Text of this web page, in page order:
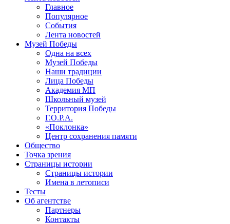
Главное
Популярное
События
Лента новостей
Музей Победы
Одна на всех
Музей Победы
Наши традиции
Лица Победы
Академия МП
Школьный музей
Территория Победы
Г.О.Р.А.
«Поклонка»
Центр сохранения памяти
Общество
Точка зрения
Страницы истории
Страницы истории
Имена в летописи
Тесты
Об агентстве
Партнеры
Контакты